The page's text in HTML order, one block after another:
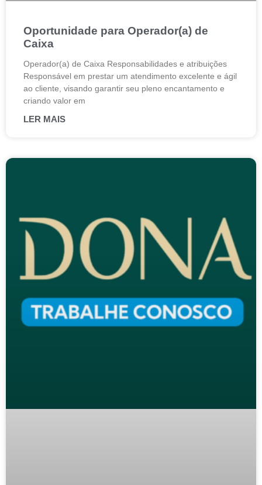
Oportunidade para Operador(a) de
Caixa
Operador(a) de Caixa Responsabilidades e atribuições
Responsável em prestar um atendimento excelente e ágil
ao cliente, visando garantir seu pleno encantamento e
criando valor em
LER MAIS